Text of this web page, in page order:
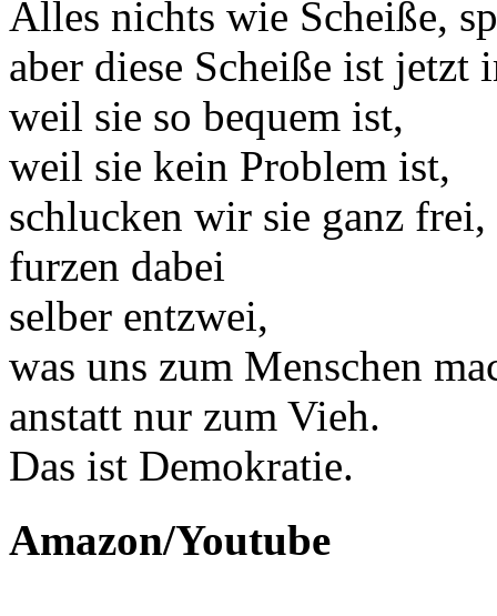
Alles nichts wie Scheiße,
aber diese Scheiße ist jetzt
weil sie so bequem ist,
weil sie kein Problem ist,
schlucken wir sie ganz frei,
furzen dabei
selber entzwei,
was uns zum Menschen
anstatt nur zum Vieh.
Das ist Demokratie.
Amazon/Youtube